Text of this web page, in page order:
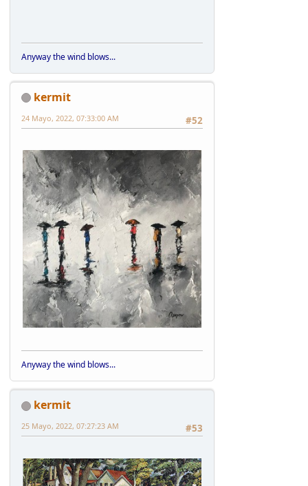
Anyway the wind blows...
kermit
#52
24 Mayo, 2022, 07:33:00 AM
Anyway the wind blows...
kermit
#53
25 Mayo, 2022, 07:27:23 AM